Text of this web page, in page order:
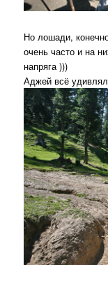
Но лошади,
очень часто и на
напряга )))
Аджей всё